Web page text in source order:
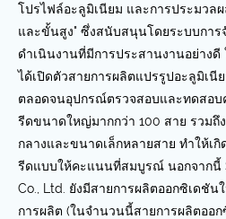
โปรไฟล์อะลูมิเนียม และการประมวล
และขั้นสูง" ซึ่งสนับสนุนโดยระบบการ
ดำเนินงานที่มีการประสานงานอย่าง
ได้เปิดตัวสายการผลิตแปรรูปอะลูมิเ
ตลอดจนอุปกรณ์ตรวจสอบและทดสอบ
รีดขนาดใหญ่มากกว่า 100 สาย รวมถึ
กลางและขนาดเล็กหลายสาย ทำให้เ
รีดแบบให้คะแนนที่สมบูรณ์ นอกจากนี้
Co., Ltd. ยังมีสายการผลิตออกซิเดชั
การผลิต (ในจำนวนนี้สายการผลิตออ